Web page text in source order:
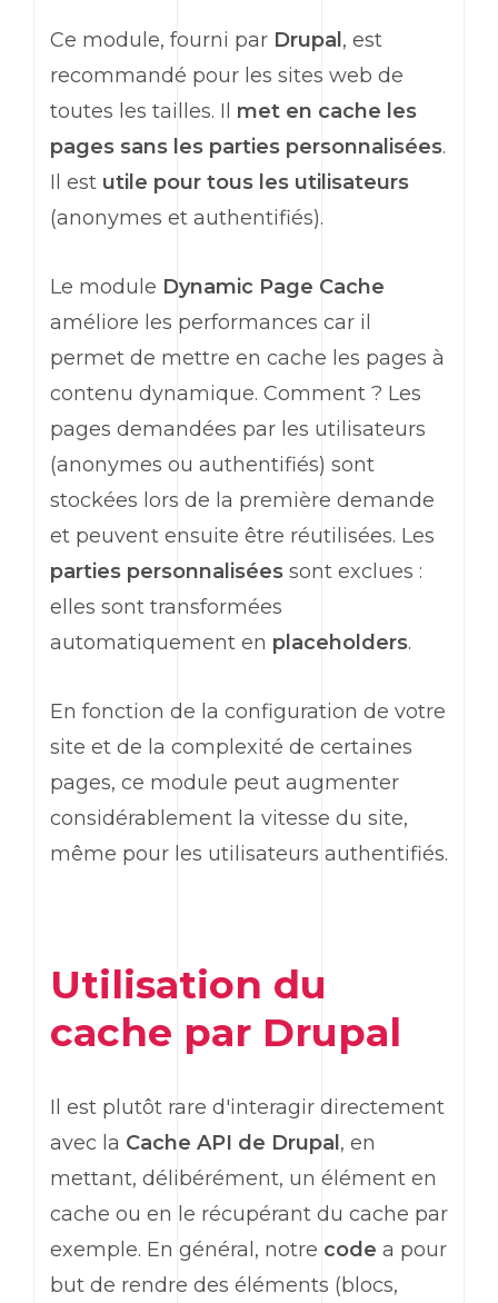
Ce module, fourni par Drupal , est
recommandé pour les sites web de
toutes les tailles. Il met en cache les
pages sans les parties personnalisées.
Il est utile pour tous les utilisateurs
(anonymes et authentifiés).
Le module Dynamic Page Cache
améliore les performances car il
permet de mettre en cache les pages à
contenu dynamique. Comment ? Les
pages demandées par les utilisateurs
(anonymes ou authentifiés) sont
stockées lors de la première demande
et peuvent ensuite être réutilisées. Les
parties personnalisées sont exclues :
elles sont transformées
automatiquement en placeholders.
En fonction de la configuration de votre
site et de la complexité de certaines
pages, ce module peut augmenter
considérablement la vitesse du site,
même pour les utilisateurs authentifiés.
Utilisation du
cache par Drupal
Il est plutôt rare d'interagir directement
avec la Cache API de Drupal , en
mettant, délibérément, un élément en
cache ou en le récupérant du cache par
exemple. En général, notre code a pour
but de rendre des éléments (blocs,